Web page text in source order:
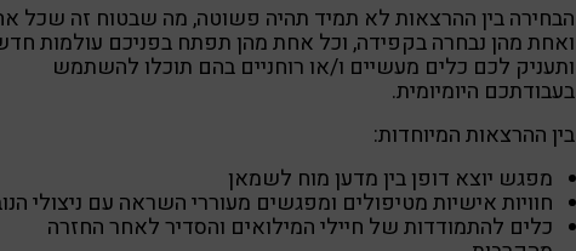
הבחירה בין ההרצאות לא תמיד תהיה פשוטה, מה שבטוח זה שכל
ואחת מהן נבחרה בקפידה, וכל אחת מהן תפתח בפניכם עולמות
ותעניק לכם כלים מעשיים ו/או רוחניים בהם תוכלו להשתמש
בעבודתכם היומיומית.
בין ההרצאות המיוחדות:
מפגש יוצא דופן בין מדען מוח לשמאן
חוויות אישיות מטיפולים ומפגשים מעוררי השראה עם ניצולי
כלים להתמודדות של חיילי המילואים והסדיר לאחר החזרה